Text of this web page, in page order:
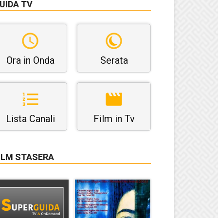
TV
Ora in Onda Serata
Lista Canali Film in Tv
STASERA